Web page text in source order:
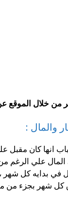
من خلال الموقع
والمال :
انها كان مقبل
علي الرغم من
بدايه كل شهر ،
شهر بجزء من